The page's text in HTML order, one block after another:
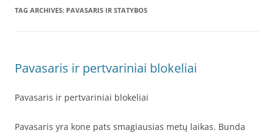
TAG ARCHIVES: PAVASARIS IR STATYBOS
Pavasaris ir pertvariniai blokeliai
Pavasaris ir pertvariniai blokeliai
Pavasaris yra kone pats smagiausias metų laikas. Bunda